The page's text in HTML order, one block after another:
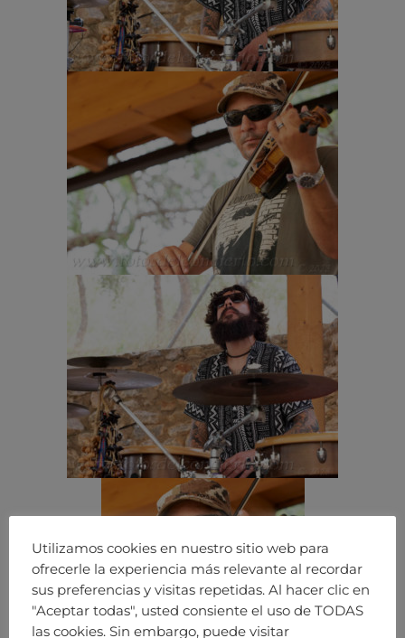
Utilizamos cookies en nuestro sitio web para
ofrecerle la experiencia más relevante al recordar
sus preferencias y visitas repetidas. Al hacer clic en
"Aceptar todas", usted consiente el uso de TODAS
las cookies. Sin embargo, puede visitar